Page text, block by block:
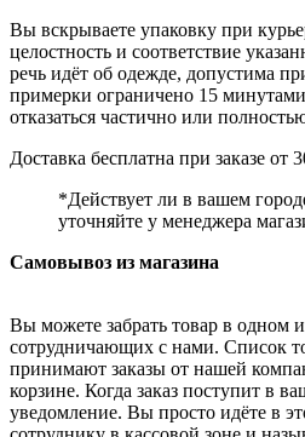
Вы вскрываете упаковку при
целостность и соответствие
речь идёт об одежде, допустима
примерки ограничено 15
отказаться частично или
Доставка бесплатна при заказе от
*Действует ли в вашем
уточняйте у менеджера
Самовывоз из магазина
Вы можете забрать товар в одном
сотрудничающих с нами. Список
принимают заказы от нашей
корзине. Когда заказ поступит в
уведомление. Вы просто идёте в